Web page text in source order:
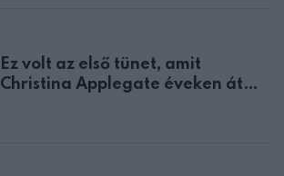
Ez volt az első tünet, amit
Christina Applegate éveken át